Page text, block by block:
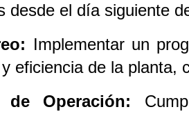
desde el día siguiente
Implementar un
eficiencia de la planta,
de Operación: